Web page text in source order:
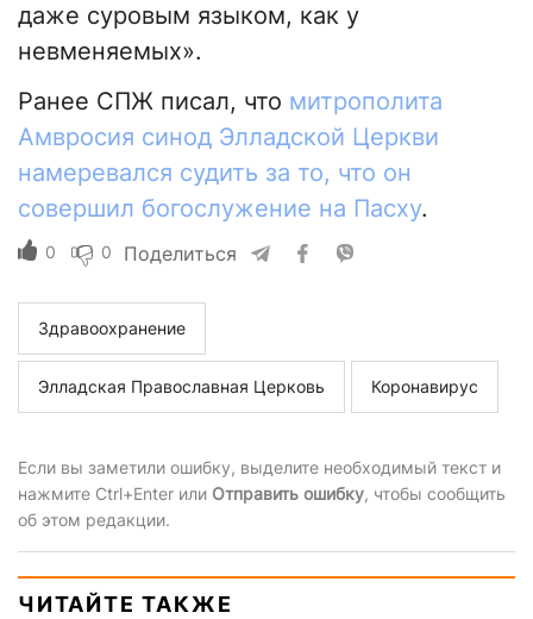
даже суровым языком, как у
невменяемых».
Ранее СПЖ писал, что митрополита
Амвросия синод Элладской Церкви
намеревался судить за то, что он
совершил богослужение на Пасху.
0 0 Поделиться
Здравоохранение
Элладская Православная Церковь Коронавирус
Если вы заметили ошибку, выделите необходимый текст и
нажмите Ctrl+Enter или Отправить ошибку, чтобы сообщить
об этом редакции.
ЧИТАЙТЕ ТАКЖЕ